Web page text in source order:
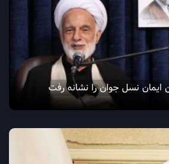
ایمان نسل جوان را نشانه رفت